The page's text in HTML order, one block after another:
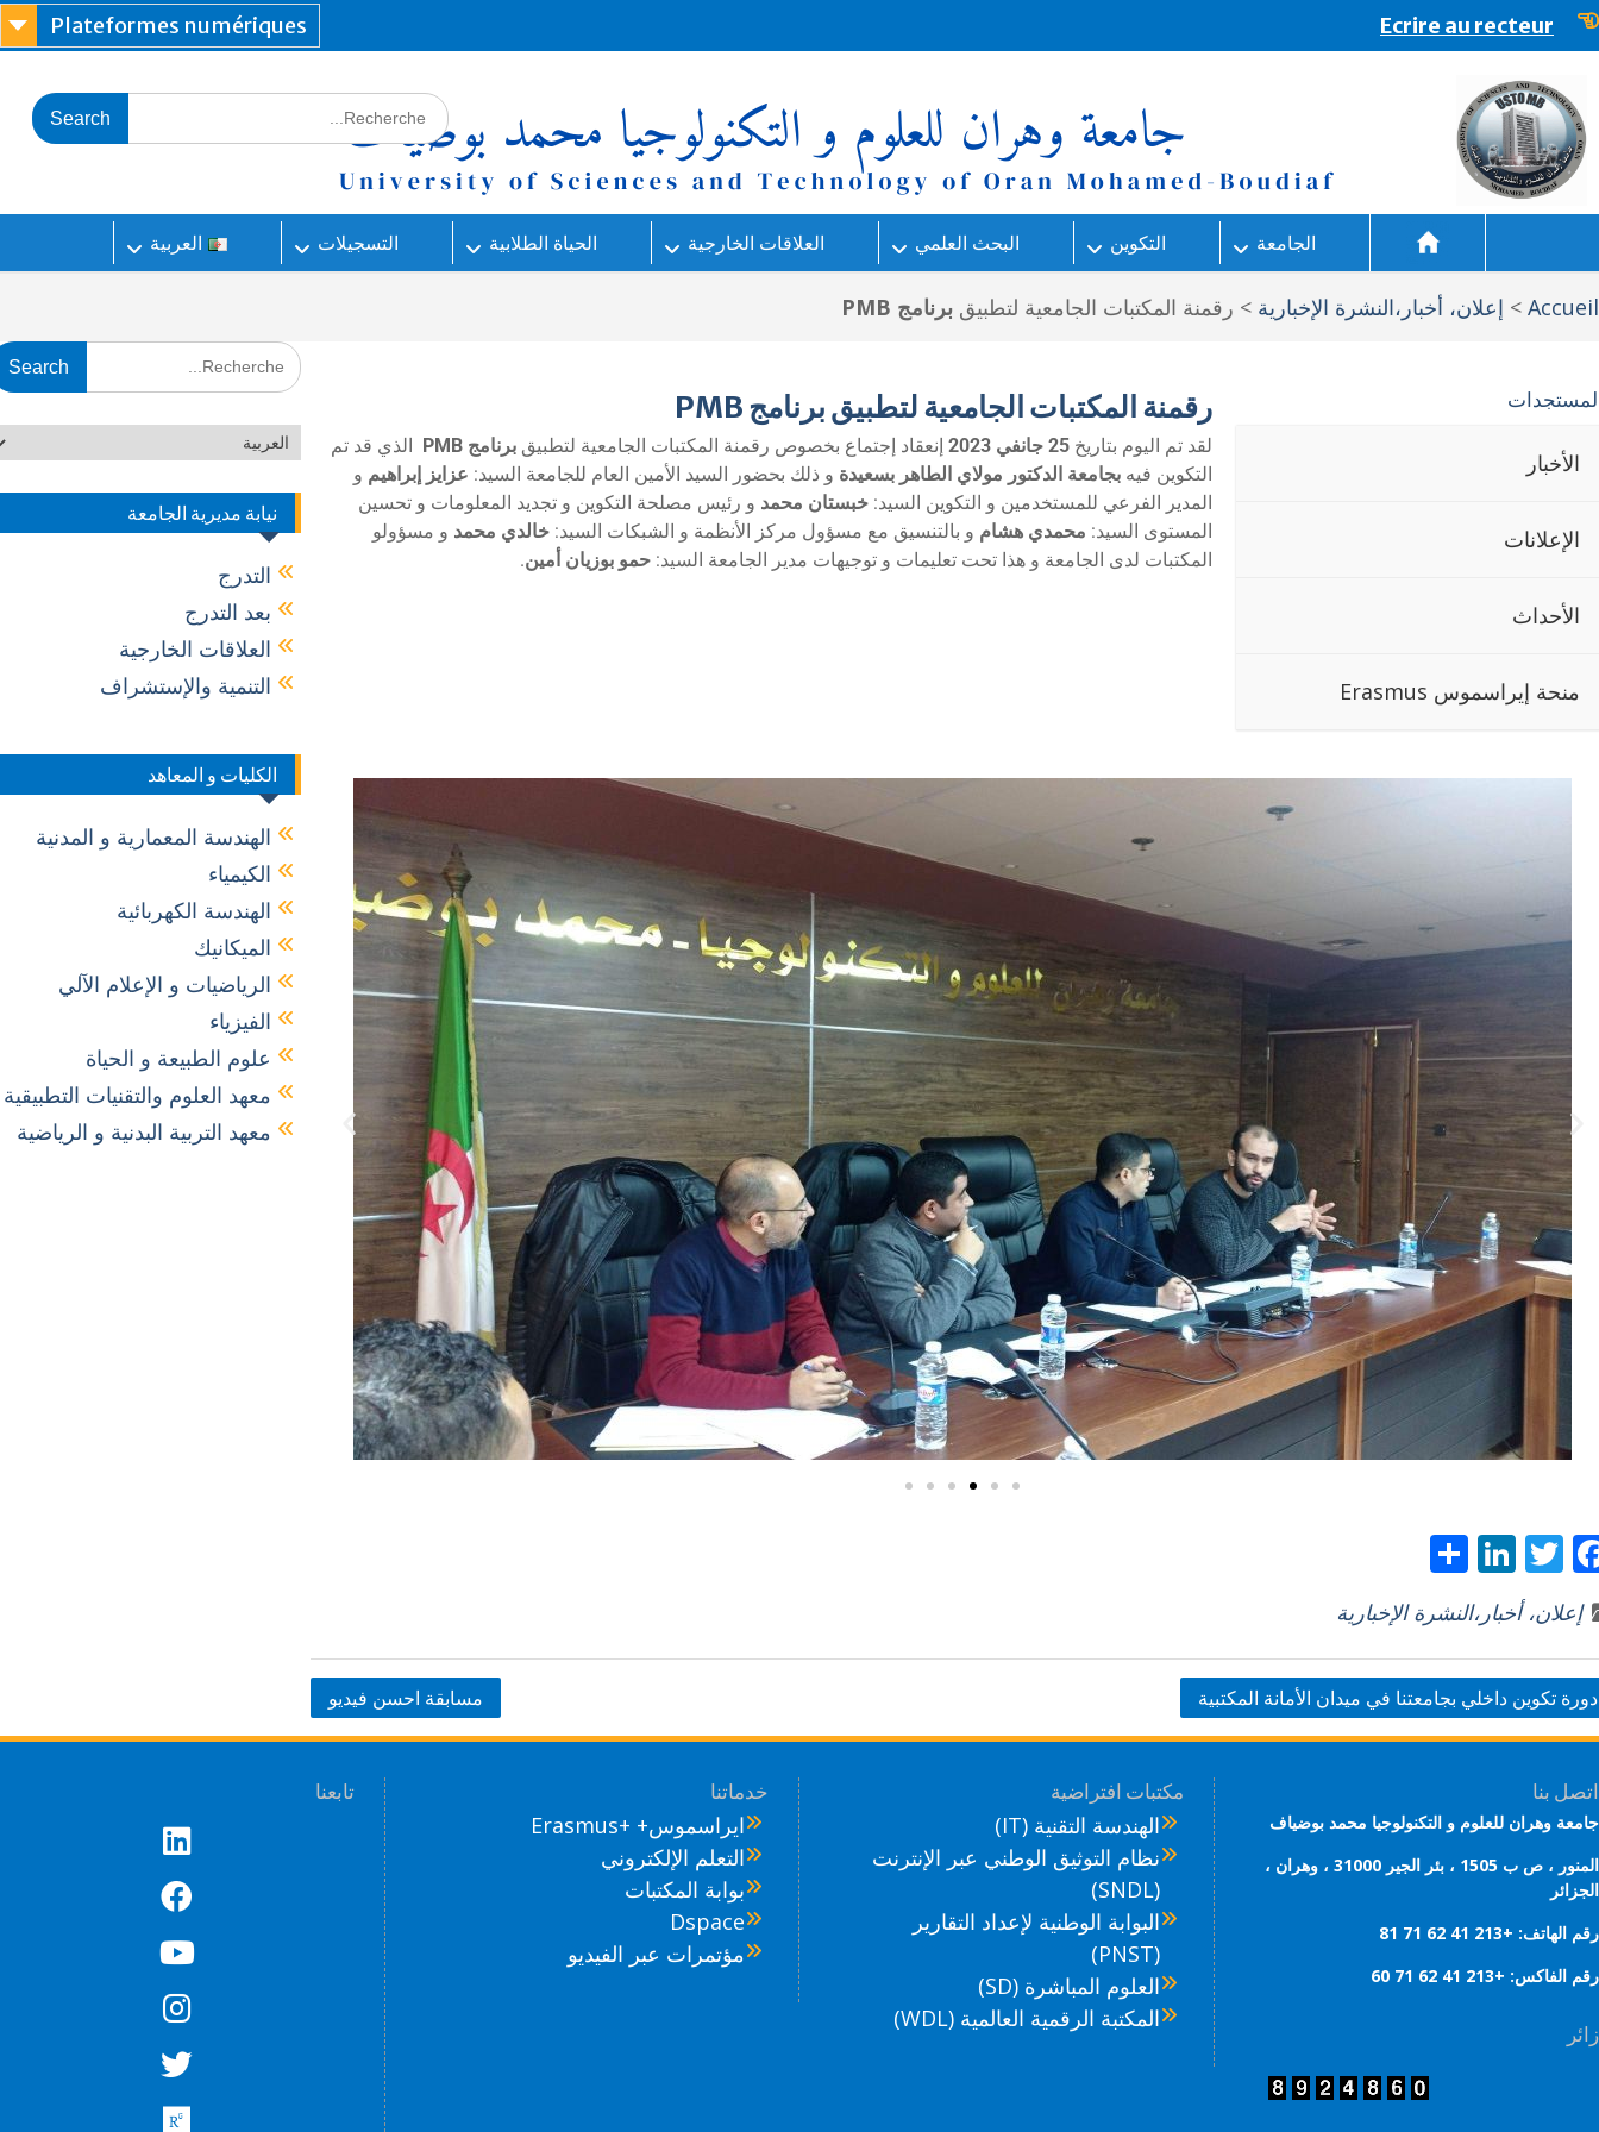
content
Ecrire au recteur
Plateformes numériques
الجامعة التكوين البحث العلمي العلاقات الخارجية الحياة الطلابية التسجيلات العربية
Accueil
> إعلان، أخبار،النشرة الإخبارية > رقمنة المكتبات الجامعية لتطبيق برنامج PMB
الأخبار
الإعلانات
الأحداث
منحة إيراسموس Erasmus
رقمنة المكتبات الجامعية لتطبيق برنامج PMB
لقد تم اليوم بتاريخ 25 جانفي 2023 إنعقاد إجتماع بخصوص رقمنة المكتبات الجامعية لتطبيق برنامج PMB الذي قد تم
التكوين فيه بجامعة الدكتور مولاي الطاهر بسعيدة و ذلك بحضور السيد الأمين العام للجامعة السيد: عزايز إبراهيم و
المدير الفرعي للمستخدمين و التكوين السيد: خبستان محمد و رئيس مصلحة التكوين و تجديد المعلومات و تحسين
المستوى السيد: محمدي هشام و بالتنسيق مع مسؤول مركز الأنظمة و الشبكات السيد: خالدي محمد و مسؤولو
المكتبات لدى الجامعة و هذا تحت تعليمات و توجيهات مدير الجامعة السيد: حمو بوزيان أمين.
F
ac
e
b
o
o
k
T
w
itt
er
Li
n
k
e
dI
n
h
ar
e
إعلان، أخبار،النشرة الإخبارية
دورة تكوين داخلي بجامعتنا في ميدان الأمانة المكتبية مسابقة احسن فيديو
نيابة مديرية الجامعة
التدرج
بعد التدرج
العلاقات الخارجية
التنمية والإستشراف
الكليات و المعاهد
الهندسة المعمارية و المدنية
الكيمياء
الهندسة الكهربائية
الميكانيك
الرياضيات و الإعلام الآلي
الفيزياء
علوم الطبيعة و الحياة
معهد العلوم والتقنيات التطبيقية
معهد التربية البدنية و الرياضية
اتصل بنا
جامعة وهران للعلوم و التكنولوجيا محمد بوضياف
المنور ، ص ب 1505 ، بئر الجير 31000 ، وهران ،
الجزائر
رقم الهاتف: +213 41 62 71 81
رقم الفاكس: +213 41 62 71 60
زائر
مكتبات افتراضية
الهندسة التقنية (IT)
نظام التوثيق الوطني عبر الإنترنت
(SNDL)
البوابة الوطنية لإعداد التقارير
(PNST)
العلوم المباشرة (SD)
المكتبة الرقمية العالمية (WDL)
خدماتنا
ايراسموس+ +Erasmus
التعلم الإلكتروني
بوابة المكتبات
Dspace
مؤتمرات عبر الفيديو
تابعنا